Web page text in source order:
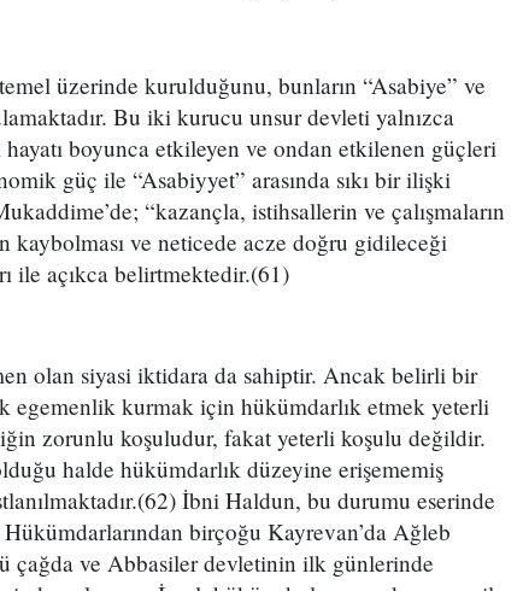
üzerinde kurulduğunu, bunların “Asabiye” ve
Bu iki kurucu unsur devleti yalnızca
boyunca etkileyen ve ondan etkilenen güçleri
güç ile “Asabiyyet” arasında sıkı bir ilişki
“kazançla, istihsallerin ve çalışmaların
kaybolması ve neticede acze doğru gidileceği
ile açıkca belirtmektedir.(61)
olan siyasi iktidara da sahiptir. Ancak belirli bir
egemenlik kurmak için hükümdarlık etmek yeterli
zorunlu koşuludur, fakat yeterli koşulu değildir.
halde hükümdarlık düzeyine erişememiş
İbni Haldun, bu durumu eserinde
birçoğu Kayrevan’da Ağleb
çağda ve Abbasiler devletinin ilk günlerinde